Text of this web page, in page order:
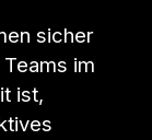
sicher
im
ist,